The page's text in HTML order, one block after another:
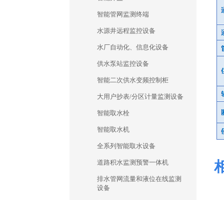
智能管网监测终端
水源井远程监控设备
水厂自动化、信息化设备
供水泵站监控设备
智能二次供水变频控制柜
大用户抄表/分区计量监测设备
智能取水栓
智能取水机
全系列智能取水设备
道路积水监测预警一体机
排水管网流量和液位在线监测
设备